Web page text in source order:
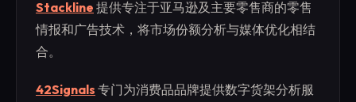
Stackline 提供专注于亚马逊及主要零售商的零售
情报和广告技术，将市场份额分析与媒体优化相结
合。
42Signals 专门为消费品品牌提供数字货架分析服